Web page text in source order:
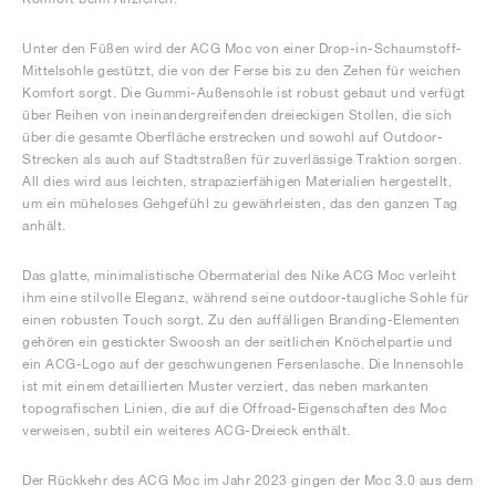
Unter den Füßen wird der ACG Moc von einer Drop-in-Schaumstoff-
Mittelsohle gestützt, die von der Ferse bis zu den Zehen für weichen
Komfort sorgt. Die Gummi-Außensohle ist robust gebaut und verfügt
über Reihen von ineinandergreifenden dreieckigen Stollen, die sich
über die gesamte Oberfläche erstrecken und sowohl auf Outdoor-
Strecken als auch auf Stadtstraßen für zuverlässige Traktion sorgen.
All dies wird aus leichten, strapazierfähigen Materialien hergestellt,
um ein müheloses Gehgefühl zu gewährleisten, das den ganzen Tag
anhält.
Das glatte, minimalistische Obermaterial des Nike ACG Moc verleiht
ihm eine stilvolle Eleganz, während seine outdoor-taugliche Sohle für
einen robusten Touch sorgt. Zu den auffälligen Branding-Elementen
gehören ein gestickter Swoosh an der seitlichen Knöchelpartie und
ein ACG-Logo auf der geschwungenen Fersenlasche. Die Innensohle
ist mit einem detaillierten Muster verziert, das neben markanten
topografischen Linien, die auf die Offroad-Eigenschaften des Moc
verweisen, subtil ein weiteres ACG-Dreieck enthält.
Der Rückkehr des ACG Moc im Jahr 2023 gingen der Moc 3.0 aus dem